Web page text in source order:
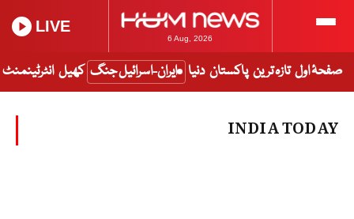
6 Aug, 2026
LIVE
صفحۂ اول تازہ ترین پاکستان دنیا ایران-اسرائیل جنگ کھیل انٹرٹینمنٹ
INDIA TODAY